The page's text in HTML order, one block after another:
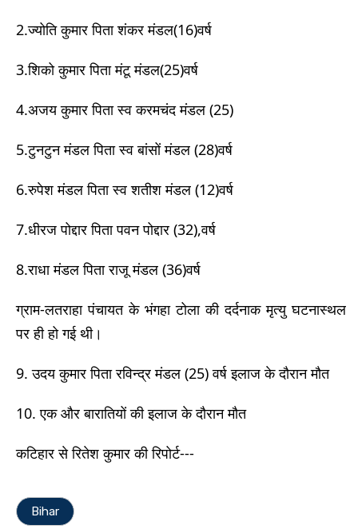
2.ज्योति कुमार पिता शंकर मंडल(16)वर्ष
3.शिको कुमार पिता मंटू मंडल(25)वर्ष
4.अजय कुमार पिता स्व करमचंद मंडल (25)
5.टुनटुन मंडल पिता स्व बांसों मंडल (28)वर्ष
6.रुपेश मंडल पिता स्व शतीश मंडल (12)वर्ष
7.धीरज पोद्दार पिता पवन पोद्दार (32),वर्ष
8.राधा मंडल पिता राजू मंडल (36)वर्ष
ग्राम-लतराहा पंचायत के भंगहा टोला की दर्दनाक मृत्यु घटनास्थल
पर ही हो गई थी।
9. उदय कुमार पिता रविन्द्र मंडल (25) वर्ष इलाज के दौरान मौत
10. एक और बारातियों की इलाज के दौरान मौत
कटिहार से रितेश कुमार की रिपोर्ट---
Bihar